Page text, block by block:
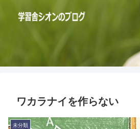
ワカラナイを作らない
未分類